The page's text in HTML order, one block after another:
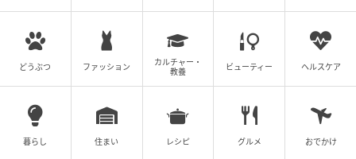
我が子が怪我をして、大好きな野球ができなくなるか
もしれない…祐樹の母親はかなり感情的になっている
ようでした。
どうぶつ ファッション
カルチャー・
教養
ビューティー ヘルスケア
暮らし 住まい レシピ グルメ おでかけ